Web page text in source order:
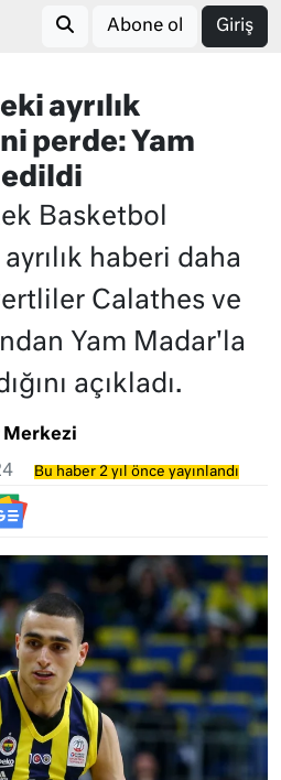
Abone ol Giriş
ayrılık
perde: Yam
edildi
Basketbol
ayrılık haberi daha
Calathes ve
Yam Madar'la
açıkladı.
Merkezi
Bu haber 2 yıl önce yayınlandı